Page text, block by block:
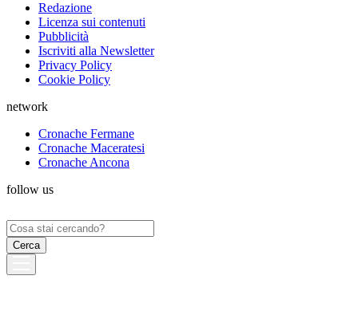
Redazione
Licenza sui contenuti
Pubblicità
Iscriviti alla Newsletter
Privacy Policy
Cookie Policy
network
Cronache Fermane
Cronache Maceratesi
Cronache Ancona
follow us
Ricerca
per: